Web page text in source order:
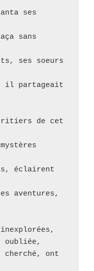
ses
sans
ses soeurs
il partageait
de cet
éclairent
aventures,
oubliée,
ont